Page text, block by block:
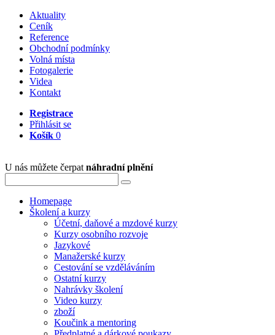
Aktuality
Ceník
Reference
Obchodní podmínky
Volná místa
Fotogalerie
Videa
Kontakt
Registrace
Přihlásit se
Košík 0
U nás můžete čerpat náhradní plnění
Homepage
Školení a kurzy
Účetní, daňové a mzdové kurzy
Kurzy osobního rozvoje
Jazykové
Manažerské kurzy
Cestování se vzděláváním
Ostatní kurzy
Nahrávky školení
Video kurzy
zboží
Koučink a mentoring